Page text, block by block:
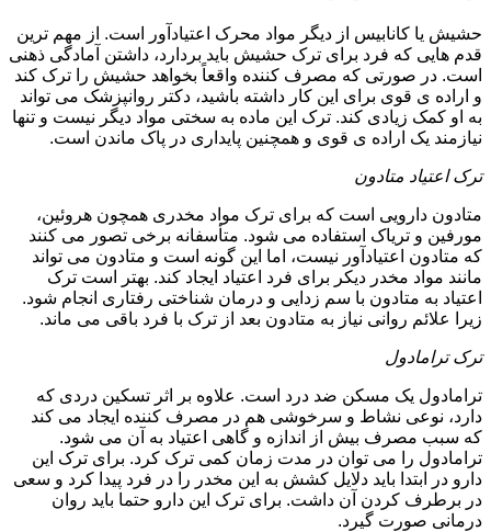
حشیش یا کانابیس از دیگر مواد محرک اعتیادآور است. از مهم ترین
قدم هایی که فرد برای ترک حشیش باید بردارد، داشتن آمادگی ذهنی
است. در صورتی که مصرف کننده واقعاً بخواهد حشیش را ترک کند
و اراده ی قوی برای این کار داشته باشید، دکتر روانپزشک می تواند
به او کمک زیادی کند. ترک این ماده به سختی مواد دیگر نیست و تنها
نیازمند یک اراده ی قوی و همچنین پایداری در پاک ماندن است.
ترک اعتیاد متادون
متادون دارویی است که برای ترک مواد مخدری همچون هروئین،
مورفین و تریاک استفاده می شود. متأسفانه برخی تصور می کنند
که متادون اعتیادآور نیست، اما این گونه است و متادون می تواند
مانند مواد مخدر دیکر برای فرد اعتیاد ایجاد کند. بهتر است ترک
اعتیاد به متادون با سم زدایی و درمان شناختی رفتاری انجام شود.
زیرا علائم روانی نیاز به متادون بعد از ترک با فرد باقی می ماند.
ترک ترامادول
ترامادول یک مسکن ضد درد است. علاوه بر اثر تسکین دردی که
دارد، نوعی نشاط و سرخوشی هم در مصرف کننده ایجاد می کند
که سبب مصرف بیش از اندازه و گاهی اعتیاد به آن می شود.
ترامادول را می توان در مدت زمان کمی ترک کرد. برای ترک این
دارو در ابتدا باید دلایل کشش به این مخدر را در فرد پیدا کرد و سعی
در برطرف کردن آن داشت. برای ترک این دارو حتما باید روان
درمانی صورت گیرد.